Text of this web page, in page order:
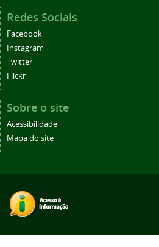
Redes Sociais
Facebook
Instagram
Twitter
Flickr
Sobre o site
Acessibilidade
Mapa do site